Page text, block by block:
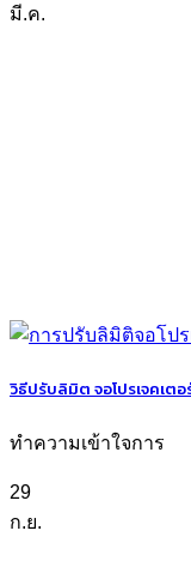
มี.ค.
วิธีปรับลิมิต จอโปรเจคเตอ
ทำความเข้าใจการ
29
ก.ย.